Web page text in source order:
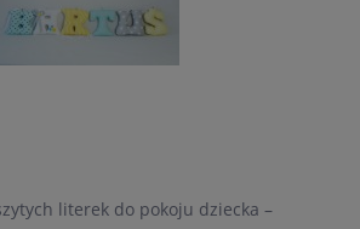
literek do pokoju dziecka –